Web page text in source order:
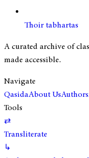
Thoir tabhartas
A curated archive of
made accessible.
Navigate
QasidaAbout UsAuthors
Tools
⇄
Transliterate
↳